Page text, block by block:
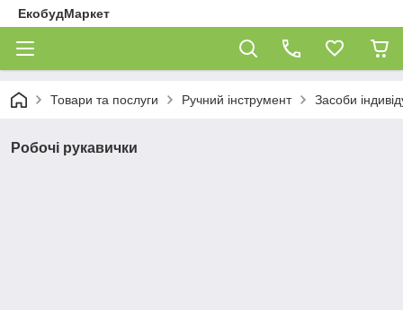
ЕкобудМаркет
Товари та послуги Ручний інструмент Засоби
Робочі рукавички